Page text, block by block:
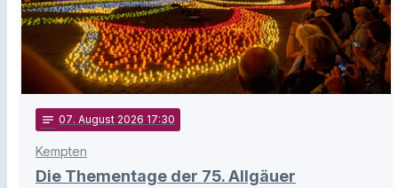
notes 07. August 2026 17:30
Kempten
Die Thementage der 75. Allgäuer